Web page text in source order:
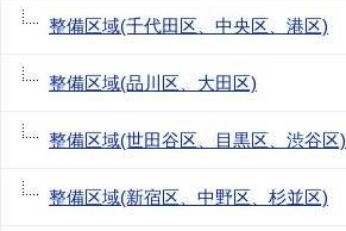
整備区域(千代田区、中央区、港区)
整備区域(品川区、大田区)
整備区域(世田谷区、目黒区、渋谷区)
整備区域(新宿区、中野区、杉並区)